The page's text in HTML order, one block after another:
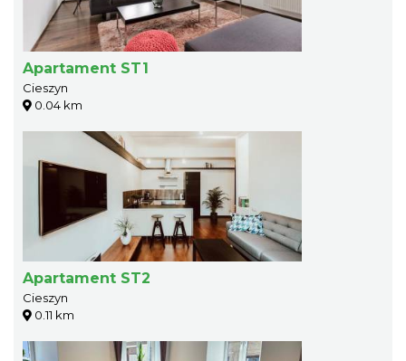
Apartament ST1
Cieszyn
0.04 km
Apartament ST2
Cieszyn
0.11 km